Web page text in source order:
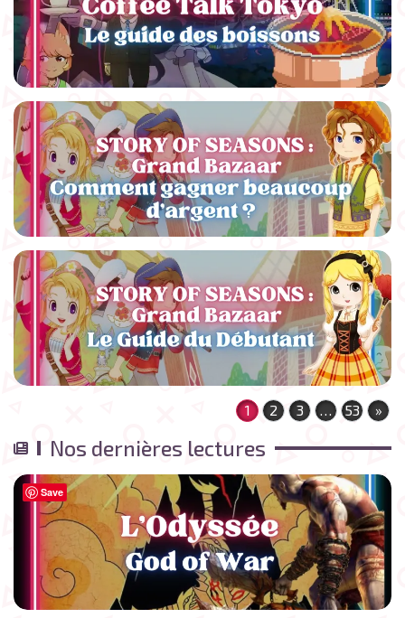
1 2 3 … 53 »
Nos dernières lectures
Save